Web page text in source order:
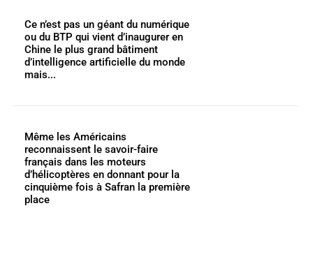
Ce n’est pas un géant du numérique
ou du BTP qui vient d’inaugurer en
Chine le plus grand bâtiment
d’intelligence artificielle du monde
mais...
Même les Américains
reconnaissent le savoir-faire
français dans les moteurs
d’hélicoptères en donnant pour la
cinquième fois à Safran la première
place